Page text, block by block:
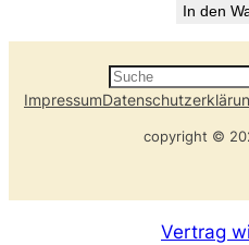
In den
Suche
Impressum
copyright ©
Vertrag